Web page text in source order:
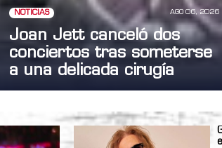
NOTICIAS AGO 06, 2026
Joan Jett canceló dos
conciertos tras someterse
a una delicada cirugía